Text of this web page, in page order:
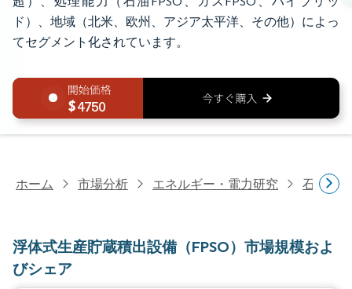
ド）、地域（北米、欧州、アジア太平洋、その他）によっ
てセグメント化されています。
4750
ホーム 市場分析 エネルギー・電力研究 石油・
浮体式生産貯蔵積出設備（FPSO）市場規模およ
びシェア